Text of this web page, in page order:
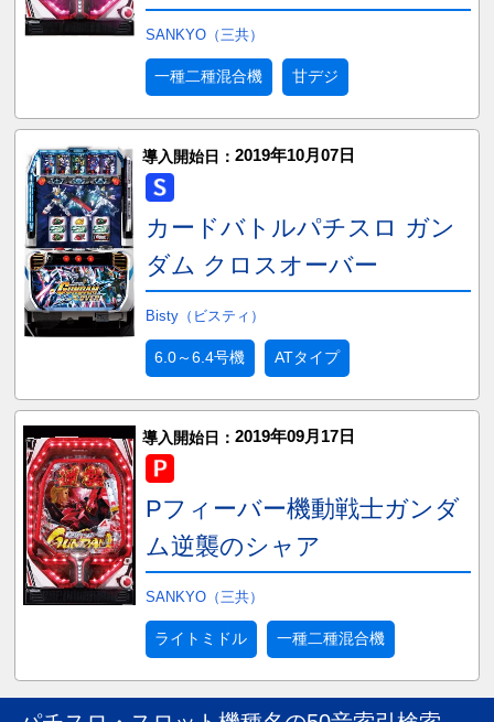
SANKYO（三共）
一種二種混合機 甘デジ
導入開始日： 2019年10月07日
カードバトルパチスロ ガン
ダム クロスオーバー
Bisty（ビスティ）
6.0～6.4号機 ATタイプ
導入開始日： 2019年09月17日
Pフィーバー機動戦士ガンダ
ム逆襲のシャア
SANKYO（三共）
ライトミドル 一種二種混合機